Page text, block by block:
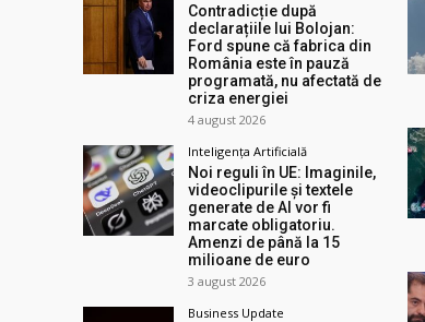
Contradicție după
declarațiile lui Bolojan:
Ford spune că fabrica din
România este în pauză
programată, nu afectată de
criza energiei
4 august 2026
Inteligența Artificială
Noi reguli în UE: Imaginile,
videoclipurile și textele
generate de AI vor fi
marcate obligatoriu.
Amenzi de până la 15
milioane de euro
3 august 2026
Business Update